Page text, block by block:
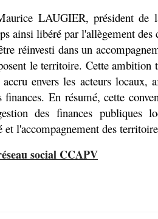
LAUGIER, président de
ainsi libéré par l'allègement des
réinvesti dans un
le territoire. Cette ambition
envers les acteurs locaux,
En résumé, cette
des finances publiques
l'accompagnement des
social CCAPV